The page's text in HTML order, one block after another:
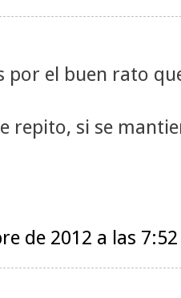
por el buen rato
repito, si se
de 2012 a las 7:52